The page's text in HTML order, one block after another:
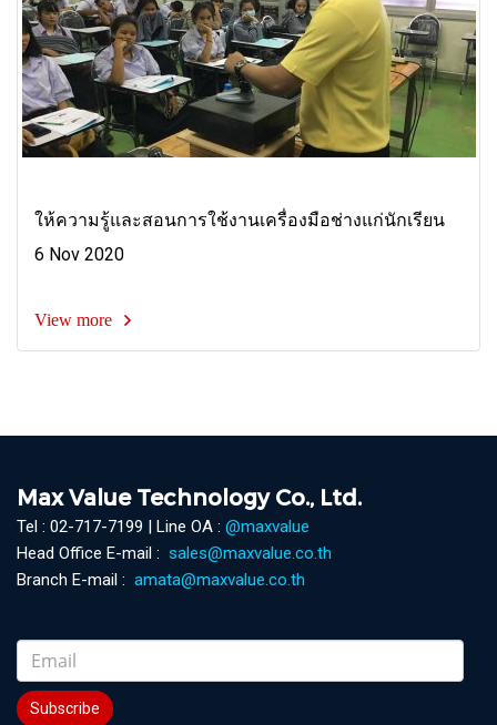
ให้ความรู้และสอนการใช้งานเครื่องมือช่างแก่นักเรียน
6 Nov 2020
View more
Max Value Technology Co., Ltd.
Tel : 02-717-7199 | Line OA : @maxvalue
Head Office E-mail : sales@maxvalue.co.th
Branch E-mail : amata@maxvalue.co.th
Subscribe